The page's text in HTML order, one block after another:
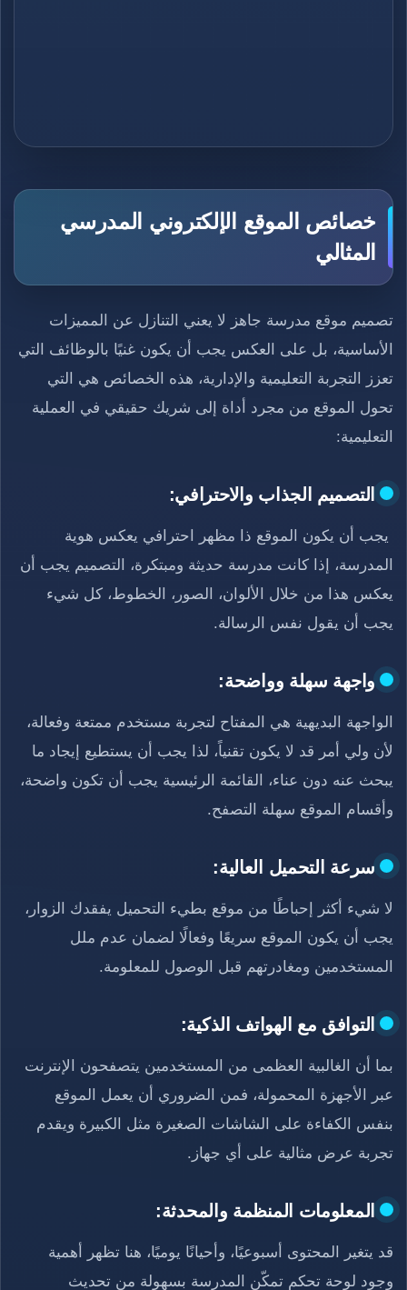
خصائص الموقع الإلكتروني المدرسي
المثالي
تصميم موقع مدرسة جاهز لا يعني التنازل عن المميزات
الأساسية، بل على العكس يجب أن يكون غنيًا بالوظائف التي
تعزز التجربة التعليمية والإدارية، هذه الخصائص هي التي
تحول الموقع من مجرد أداة إلى شريك حقيقي في العملية
التعليمية:
التصميم الجذاب والاحترافي:
يجب أن يكون الموقع ذا مظهر احترافي يعكس هوية
المدرسة، إذا كانت مدرسة حديثة ومبتكرة، التصميم يجب أن
يعكس هذا من خلال الألوان، الصور، الخطوط، كل شيء
يجب أن يقول نفس الرسالة.
واجهة سهلة وواضحة:
الواجهة البديهية هي المفتاح لتجربة مستخدم ممتعة وفعالة،
لأن ولي أمر قد لا يكون تقنياً، لذا يجب أن يستطيع إيجاد ما
يبحث عنه دون عناء، القائمة الرئيسية يجب أن تكون واضحة،
وأقسام الموقع سهلة التصفح.
سرعة التحميل العالية:
لا شيء أكثر إحباطًا من موقع بطيء التحميل يفقدك الزوار،
يجب أن يكون الموقع سريعًا وفعالًا لضمان عدم ملل
المستخدمين ومغادرتهم قبل الوصول للمعلومة.
التوافق مع الهواتف الذكية:
بما أن الغالبية العظمى من المستخدمين يتصفحون الإنترنت
عبر الأجهزة المحمولة، فمن الضروري أن يعمل الموقع
بنفس الكفاءة على الشاشات الصغيرة مثل الكبيرة ويقدم
تجربة عرض مثالية على أي جهاز.
المعلومات المنظمة والمحدثة:
قد يتغير المحتوى أسبوعيًا، وأحيانًا يوميًا، هنا تظهر أهمية
وجود لوحة تحكم تمكّن المدرسة بسهولة من تحديث